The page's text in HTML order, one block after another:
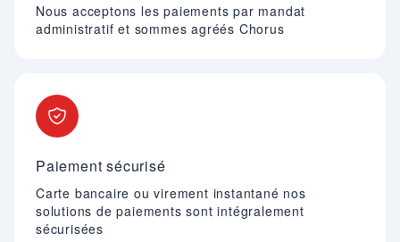
Nous acceptons les paiements par mandat
administratif et sommes agréés Chorus
Paiement sécurisé
Carte bancaire ou virement instantané nos
solutions de paiements sont intégralement
sécurisées